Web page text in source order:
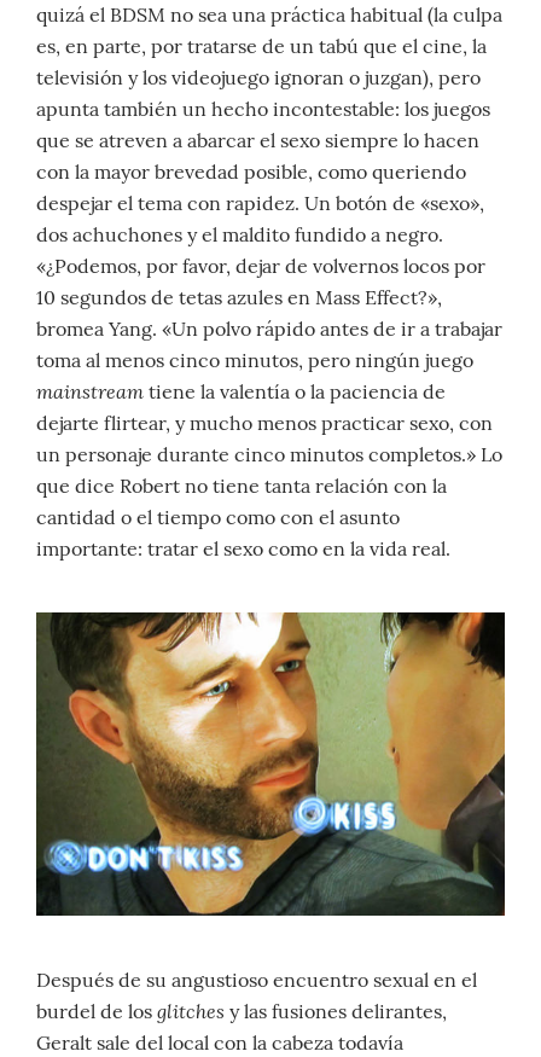
quizá el BDSM no sea una práctica habitual (la culpa
es, en parte, por tratarse de un tabú que el cine, la
televisión y los videojuego ignoran o juzgan), pero
apunta también un hecho incontestable: los juegos
que se atreven a abarcar el sexo siempre lo hacen
con la mayor brevedad posible, como queriendo
despejar el tema con rapidez. Un botón de «sexo»,
dos achuchones y el maldito fundido a negro.
«¿Podemos, por favor, dejar de volvernos locos por
10 segundos de tetas azules en Mass Effect?»,
bromea Yang. «Un polvo rápido antes de ir a trabajar
toma al menos cinco minutos, pero ningún juego
mainstream tiene la valentía o la paciencia de
dejarte flirtear, y mucho menos practicar sexo, con
un personaje durante cinco minutos completos.» Lo
que dice Robert no tiene tanta relación con la
cantidad o el tiempo como con el asunto
importante: tratar el sexo como en la vida real.
Después de su angustioso encuentro sexual en el
burdel de los glitches y las fusiones delirantes,
Geralt sale del local con la cabeza todavía